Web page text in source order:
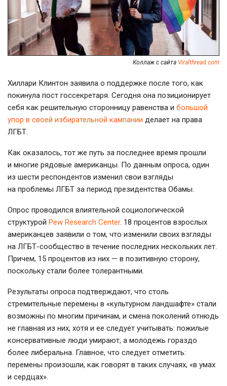
Коллаж с сайта Viralthread.com
Хиллари Клинтон заявила о поддержке после того, как
покинула пост госсекретаря. Сегодня она позиционирует
себя как решительную сторонницу равенства и большой
упор в своей избирательной кампании делает на права
ЛГБТ.
Как оказалось, тот же путь за последнее время прошли
и многие рядовые американцы. По данным опроса, один
из шести респондентов изменил свои взгляды
на проблемы ЛГБТ за период президентства Обамы.
Опрос проводился влиятельной социологической
структурой Pew Research Center. 18 процентов взрослых
американцев заявили о том, что изменили своих взгляды
на ЛГБТ-сообщество в течение последних нескольких лет.
Причем, 15 процентов из них — в позитивную сторону,
поскольку стали более толерантными.
Результаты опроса подтверждают, что столь
стремительные перемены в «культурном ландшафте» стали
возможны по многим причинам, и смена поколений отнюдь
не главная из них, хотя и ее следует учитывать: пожилые
консервативные люди умирают, а молодежь гораздо
более либеральна. Главное, что следует отметить:
перемены произошли, как говорят в таких случаях, «в умах
и сердцах».